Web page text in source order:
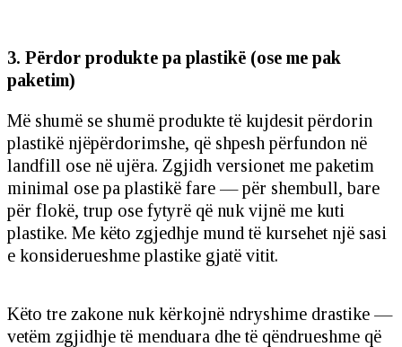
3. Përdor produkte pa plastikë (ose me pak
paketim)
Më shumë se shumë produkte të kujdesit përdorin
plastikë njëpërdorimshe, që shpesh përfundon në
landfill ose në ujëra. Zgjidh versionet me paketim
minimal ose pa plastikë fare — për shembull, bare
për flokë, trup ose fytyrë që nuk vijnë me kuti
plastike. Me këto zgjedhje mund të kursehet një sasi
e konsiderueshme plastike gjatë vitit.
Këto tre zakone nuk kërkojnë ndryshime drastike —
vetëm zgjidhje të menduara dhe të qëndrueshme që